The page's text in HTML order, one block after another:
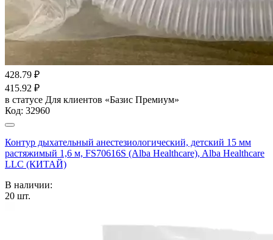
428.79 ₽
415.92 ₽
в статусе Для клиентов «Базис Премиум»
Код: 32960
Контур дыхательный анестезиологический, детский 15 мм
растяжимый 1,6 м, FS70616S (Alba Healthcare), Alba Healthcare
LLC (КИТАЙ)
В наличии:
20 шт.